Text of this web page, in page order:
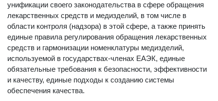
унификации своего законодательства в сфере обращения
лекарственных средств и медизделий, в том числе в
области контроля (надзора) в этой сфере, а также принять
единые правила регулирования обращения лекарственных
средств и гармонизации номенклатуры медизделий,
используемой в государствах-членах ЕАЭК, единые
обязательные требования к безопасности, эффективности
и качеству, единые подходы к созданию системы
обеспечения качества.